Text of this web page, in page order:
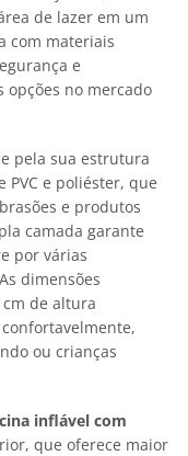
de lazer em um
com materiais
e
no mercado
pela sua estrutura
PVC e poliéster, que
e produtos
camada garante
por várias
dimensões
de altura
ou crianças
inflável com
que oferece maior